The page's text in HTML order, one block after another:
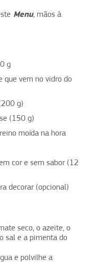
Menu, mãos à
g
que vem no vidro do
g)
(150 g)
moída na hora
cor e sem sabor (12
decorar (opcional)
seco, o azeite, o
sal e a pimenta do
e polvilhe a